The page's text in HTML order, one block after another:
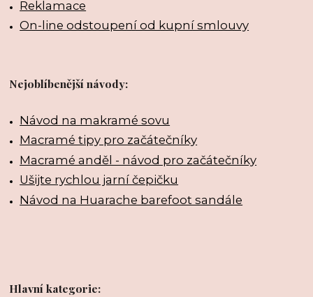
Reklamace
On-line odstoupení od kupní smlouvy
Nejoblíbenější návody:
Návod na makramé sovu
Macramé tipy pro začátečníky
Macramé anděl - návod pro začátečníky
Ušijte rychlou jarní čepičku
Návod na Huarache barefoot sandále
Hlavní kategorie: